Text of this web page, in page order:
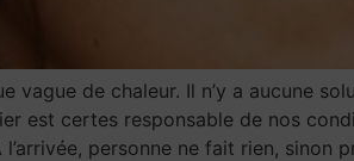
vague de chaleur. Il n’y a aucune
est certes responsable de nos
personne ne fait rien, sinon